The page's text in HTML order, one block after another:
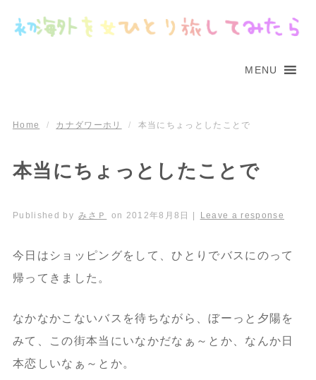
MENU
Home / カナダワーホリ / 本当にちょっとしたことで
本当にちょっとしたことで
Published by みさＰ on 2012年8月8日 | Leave a response
今日はショッピングをして、ひとりでバスにのって
帰ってきました。
なかなかこないバスを待ちながら、ぼーっと夕陽を
みて、この街本当にいなかだなぁ～とか、なんか日
本恋しいなぁ～とか。